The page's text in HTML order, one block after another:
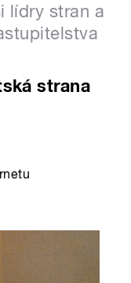
lídry stran a
strana